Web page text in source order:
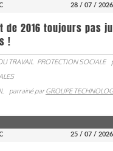
28 / 07 / 2026
de 2016 toujours pas
!
TRAVAIL PROTECTION SOCIALE
parrainé parGROUPE
25 / 07 / 2026